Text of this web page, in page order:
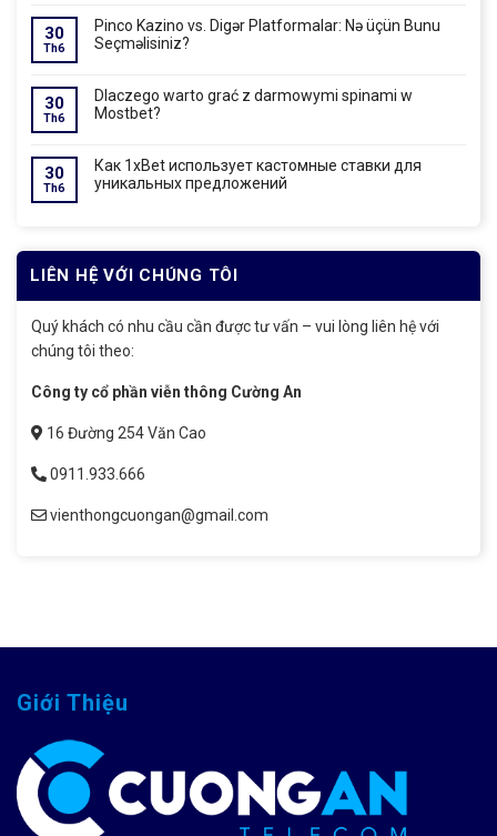
30
Th6
Pinco Kazino vs. Digər Platformalar: Nə üçün Bunu
Seçməlisiniz?
30
Th6
Dlaczego warto grać z darmowymi spinami w
Mostbet?
30
Th6
Как 1xBet использует кастомные ставки для
уникальных предложений
LIÊN HỆ VỚI CHÚNG TÔI
Quý khách có nhu cầu cần được tư vấn – vui lòng liên hệ với
chúng tôi theo:
Công ty cổ phần viễn thông Cường An
16 Đường 254 Văn Cao
0911.933.666
vienthongcuongan@gmail.com
Giới Thiệu